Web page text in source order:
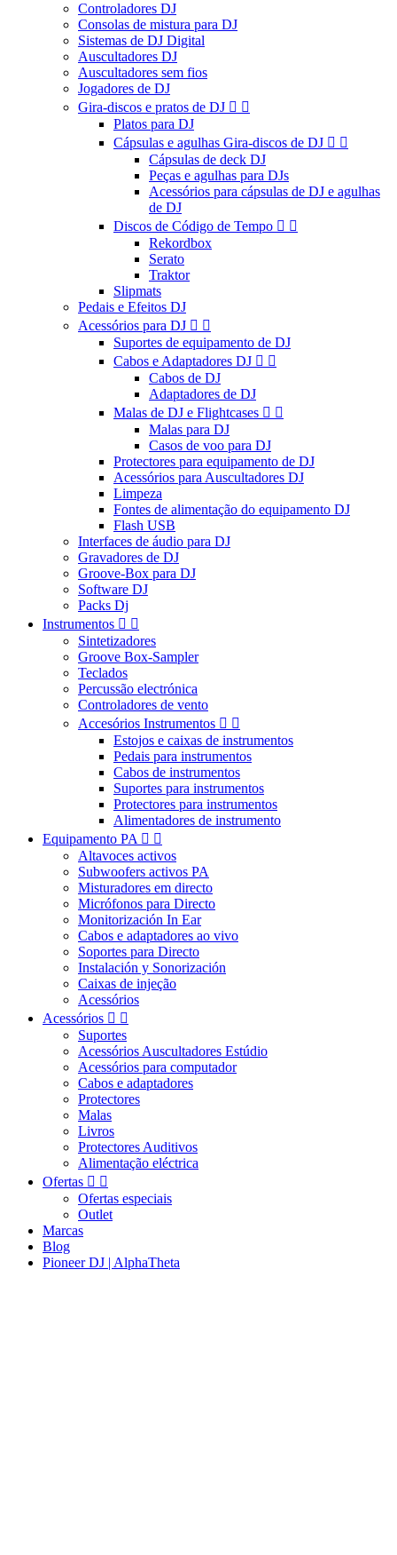
Controladores DJ
Consolas de mistura para DJ
Sistemas de DJ Digital
Auscultadores DJ
Auscultadores sem fios
Jogadores de DJ
Gira-discos e pratos de DJ  
Platos para DJ
Cápsulas e agulhas Gira-discos de DJ  
Cápsulas de deck DJ
Peças e agulhas para DJs
Acessórios para cápsulas de DJ e agulhas
de DJ
Discos de Código de Tempo  
Rekordbox
Serato
Traktor
Slipmats
Pedais e Efeitos DJ
Acessórios para DJ  
Suportes de equipamento de DJ
Cabos e Adaptadores DJ  
Cabos de DJ
Adaptadores de DJ
Malas de DJ e Flightcases  
Malas para DJ
Casos de voo para DJ
Protectores para equipamento de DJ
Acessórios para Auscultadores DJ
Limpeza
Fontes de alimentação do equipamento DJ
Flash USB
Interfaces de áudio para DJ
Gravadores de DJ
Groove-Box para DJ
Software DJ
Packs Dj
Instrumentos  
Sintetizadores
Groove Box-Sampler
Teclados
Percussão electrónica
Controladores de vento
Accesórios Instrumentos  
Estojos e caixas de instrumentos
Pedais para instrumentos
Cabos de instrumentos
Suportes para instrumentos
Protectores para instrumentos
Alimentadores de instrumento
Equipamento PA  
Altavoces activos
Subwoofers activos PA
Misturadores em directo
Micrófonos para Directo
Monitorización In Ear
Cabos e adaptadores ao vivo
Soportes para Directo
Instalación y Sonorización
Caixas de injeção
Acessórios
Acessórios  
Suportes
Acessórios Auscultadores Estúdio
Acessórios para computador
Cabos e adaptadores
Protectores
Malas
Livros
Protectores Auditivos
Alimentação eléctrica
Ofertas  
Ofertas especiais
Outlet
Marcas
Blog
Pioneer DJ | AlphaTheta